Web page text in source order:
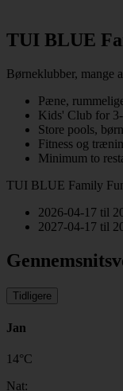
TUI BLUE
Børneklubber, mange
Pæne,
Kids' Club for
Store pools,
Fitness og
Minimum to
TUI BLUE Family
2026-04-17 til
2027-04-17 til
Tidligere
Jan
14°C
Nat: